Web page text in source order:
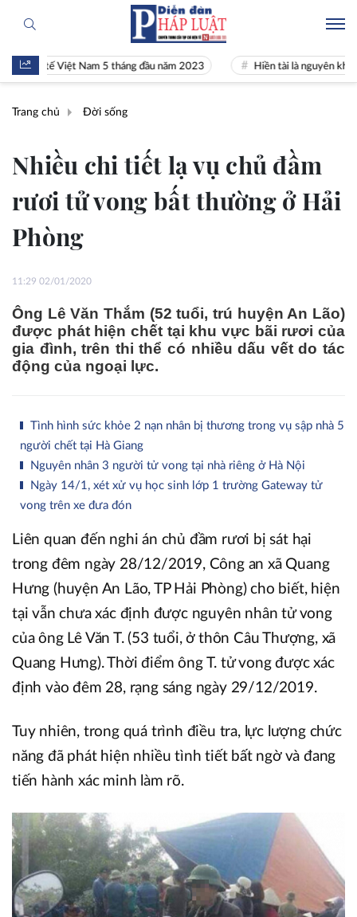
tế Việt Nam 5 tháng đầu năm 2023 Hiền tài là nguyên khí Quốc
Trang chủ Đời sống
Nhiều chi tiết lạ vụ chủ đầm
rươi tử vong bất thường ở Hải
Phòng
11:29 02/01/2020
Ông Lê Văn Thắm (52 tuổi, trú huyện An Lão)
được phát hiện chết tại khu vực bãi rươi của
gia đình, trên thi thể có nhiều dấu vết do tác
động của ngoại lực.
Tình hình sức khỏe 2 nạn nhân bị thương trong vụ sập nhà 5
người chết tại Hà Giang
Nguyên nhân 3 người tử vong tại nhà riêng ở Hà Nội
Ngày 14/1, xét xử vụ học sinh lớp 1 trường Gateway tử
vong trên xe đưa đón
Liên quan đến nghi án chủ đầm rươi bị sát hại
trong đêm ngày 28/12/2019, Công an xã Quang
Hưng (huyện An Lão, TP Hải Phòng) cho biết, hiện
tại vẫn chưa xác định được nguyên nhân tử vong
của ông Lê Văn T. (53 tuổi, ở thôn Câu Thượng, xã
Quang Hưng). Thời điểm ông T. tử vong được xác
định vào đêm 28, rạng sáng ngày 29/12/2019.
Tuy nhiên, trong quá trình điều tra, lực lượng chức
năng đã phát hiện nhiều tình tiết bất ngờ và đang
tiến hành xác minh làm rõ.